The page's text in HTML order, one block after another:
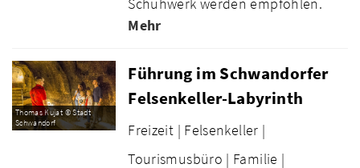
Schuhwerk werden empfohlen.
Mehr
Thomas Kujat © Stadt
Schwandorf
Führung im Schwandorfer
Felsenkeller-Labyrinth
Freizeit | Felsenkeller |
Tourismusbüro | Familie |